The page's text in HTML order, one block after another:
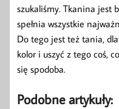
szukaliśmy. Tkanina jest
spełnia wszystkie
Do tego jest też tania,
kolor i uszyć z tego coś,
się spodoba.
Podobne artykuły: